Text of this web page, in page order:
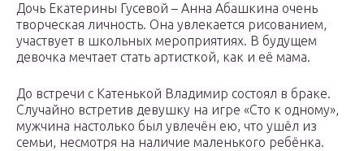
Дочь Екатерины Гусевой – Анна Абашкина очень
творческая личность. Она увлекается рисованием,
участвует в школьных мероприятиях. В будущем
девочка мечтает стать артисткой, как и её мама.
До встречи с Катенькой Владимир состоял в браке.
Случайно встретив девушку на игре «Сто к одному»,
мужчина настолько был увлечён ею, что ушёл из
семьи, несмотря на наличие маленького ребёнка.